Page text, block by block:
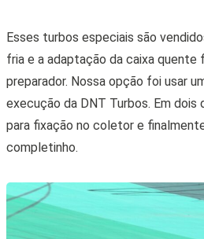
Esses turbos especiais são
fria e a adaptação da caixa quente
preparador. Nossa opção foi usar
execução da DNT Turbos. Em
para fixação no coletor e
completinho.